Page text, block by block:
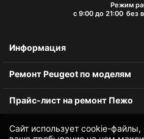
Сайт использует cookie-файлы,
Режим
с 9:00 до 21:00 без
Информация
Ремонт Peugeot по моделям
Прайс-лист на ремонт Пежо